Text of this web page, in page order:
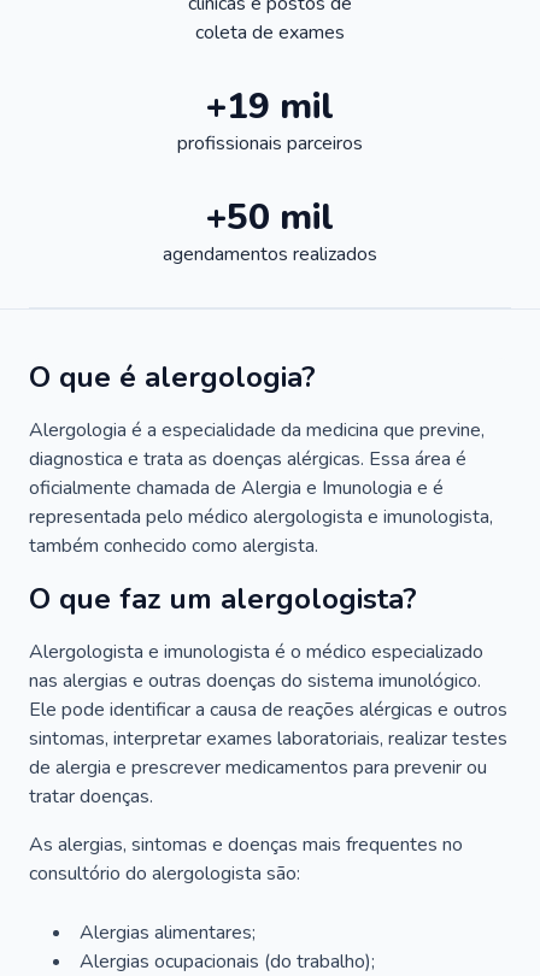
coleta de exames
+19 mil
profissionais parceiros
+50 mil
agendamentos realizados
O que é alergologia?
Alergologia é a especialidade da medicina que previne,
diagnostica e trata as doenças alérgicas. Essa área é
oficialmente chamada de Alergia e Imunologia e é
representada pelo médico alergologista e imunologista,
também conhecido como alergista.
O que faz um alergologista?
Alergologista e imunologista é o médico especializado
nas alergias e outras doenças do sistema imunológico.
Ele pode identificar a causa de reações alérgicas e outros
sintomas, interpretar exames laboratoriais, realizar testes
de alergia e prescrever medicamentos para prevenir ou
tratar doenças.
As alergias, sintomas e doenças mais frequentes no
consultório do alergologista são:
Alergias alimentares;
Alergias ocupacionais (do trabalho);